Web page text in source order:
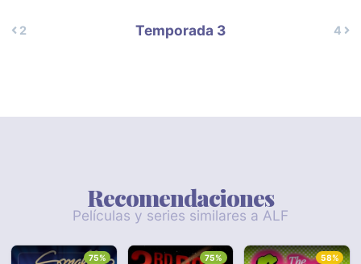
2 Temporada 3 4
Recomendaciones
Películas y series similares a ALF
75% 75% 58%